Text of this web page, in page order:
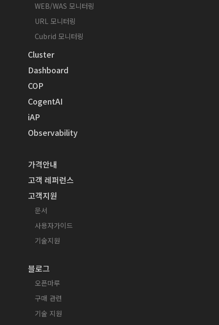
WEB/WAS 모니터링
URL 모니터링
Cubrid 모니터링
Cluster
Dashboard
COP
CogentAI
iAP
Observability
가격안내
고객 레퍼런스
고객지원
문서
사용자가이드
기술지원
블로그
오픈마루
구매 관련
기술 지원